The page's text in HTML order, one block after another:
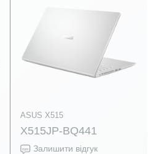
ASUS X515
X515JP-BQ441
Залишити відгук